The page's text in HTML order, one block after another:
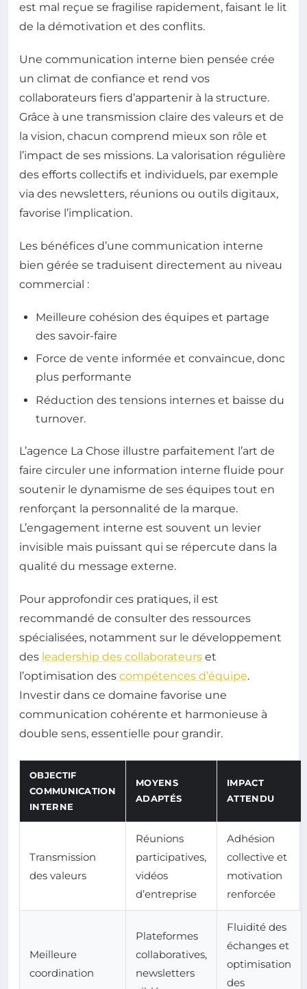
est mal reçue se fragilise rapidement, faisant le lit
de la démotivation et des conflits.
Une communication interne bien pensée crée
un climat de confiance et rend vos
collaborateurs fiers d’appartenir à la structure.
Grâce à une transmission claire des valeurs et de
la vision, chacun comprend mieux son rôle et
l’impact de ses missions. La valorisation régulière
des efforts collectifs et individuels, par exemple
via des newsletters, réunions ou outils digitaux,
favorise l’implication.
Les bénéfices d’une communication interne
bien gérée se traduisent directement au niveau
commercial :
Meilleure cohésion des équipes et partage
des savoir-faire
Force de vente informée et convaincue, donc
plus performante
Réduction des tensions internes et baisse du
turnover.
L’agence La Chose illustre parfaitement l’art de
faire circuler une information interne fluide pour
soutenir le dynamisme de ses équipes tout en
renforçant la personnalité de la marque.
L’engagement interne est souvent un levier
invisible mais puissant qui se répercute dans la
qualité du message externe.
Pour approfondir ces pratiques, il est
recommandé de consulter des ressources
spécialisées, notamment sur le développement
des leadership des collaborateurs et
l’optimisation des compétences d’équipe.
Investir dans ce domaine favorise une
communication cohérente et harmonieuse à
double sens, essentielle pour grandir.
OBJECTIF
COMMUNICATION
INTERNE
MOYENS
ADAPTÉS
IMPACT
ATTENDU
Transmission
des valeurs
Réunions
participatives,
vidéos
d’entreprise
Adhésion
collective et
motivation
renforcée
Meilleure
coordination
Plateformes
collaboratives,
newsletters
Fluidité des
échanges et
optimisation
des